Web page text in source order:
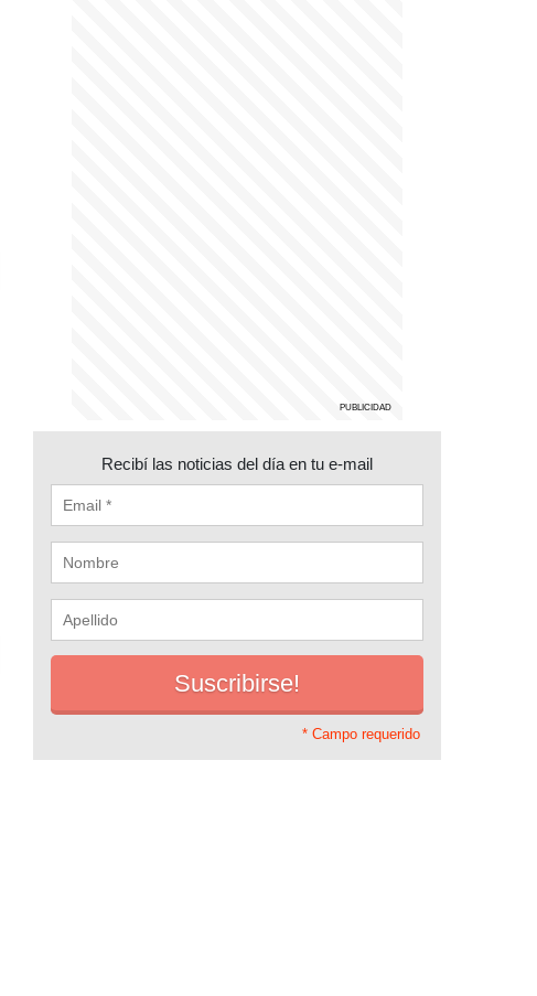
Recibí las noticias del día en tu e-mail
* Campo requerido